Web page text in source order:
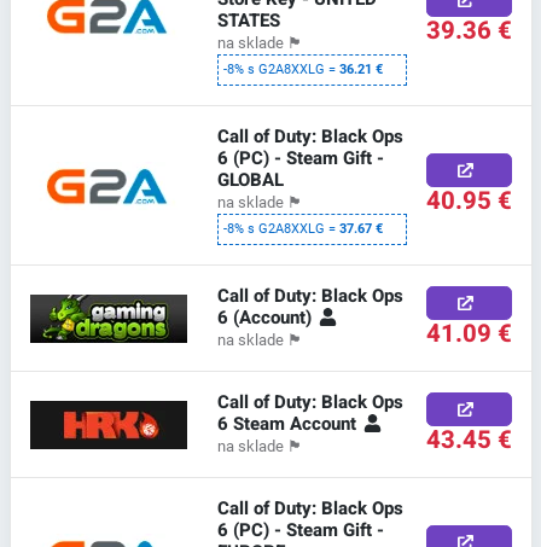
STATES
na sklade 🏴
-8% s G2A8XXLG =36.21 €
39.36 €
Call of Duty: Black Ops
6 (PC) - Steam Gift -
GLOBAL
na sklade 🏴
-8% s G2A8XXLG =37.67 €
40.95 €
Call of Duty: Black Ops
6 (Account)
na sklade 🏴 41.09 €
Call of Duty: Black Ops
6 Steam Account
na sklade 🏴 43.45 €
Call of Duty: Black Ops
6 (PC) - Steam Gift -